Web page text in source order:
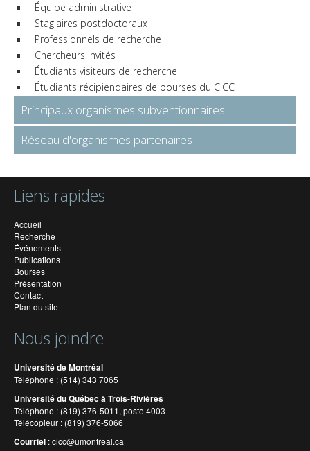
Équipe administrative
Stagiaires postdoctoraux
Professionnels de recherche
Chercheurs invités
Étudiants visiteurs de recherche
Étudiants récipiendaires de bourses du CICC
Principaux organismes subventionnaires
Réseau d'organismes partenaires
Liens rapides
Accueil
Recherche
Événements
Publications
Bourses
Présentation
Contact
Plan du site
Nous joindre
Université de Montréal
Téléphone : (514) 343 7065
Université du Québec à Trois-Rivières
Téléphone : (819) 376-5011, poste 4003
Télécopieur : (819) 376-5066
Courriel :cicc@umontreal.ca